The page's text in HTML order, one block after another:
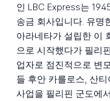
인 LBC Express는
송금 회사입니다. 유명
아라네타가 설립한 이
으로 시작했다가 필리
업자로 점진적으로 변
들 후안 카를로스, 산
사업을 필리핀 군도에